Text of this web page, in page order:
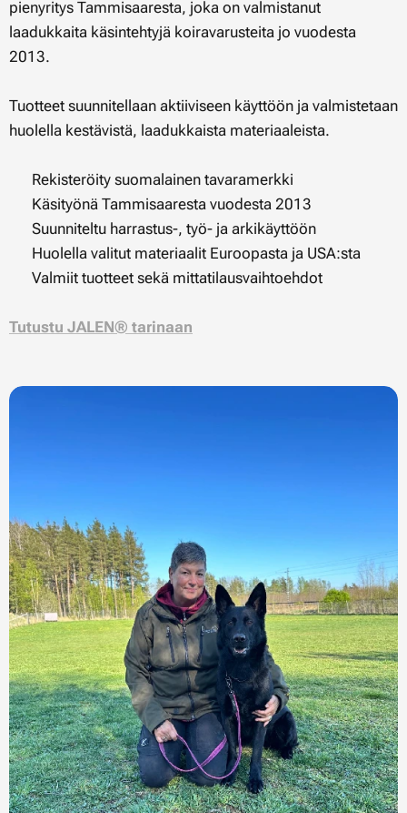
pienyritys Tammisaaresta, joka on valmistanut
laadukkaita käsintehtyjä koiravarusteita jo vuodesta
2013.
Tuotteet suunnitellaan aktiiviseen käyttöön ja valmistetaan
huolella kestävistä, laadukkaista materiaaleista.
✔ Rekisteröity suomalainen tavaramerkki
✔ Käsityönä Tammisaaresta vuodesta 2013
✔ Suunniteltu harrastus-, työ- ja arkikäyttöön
✔ Huolella valitut materiaalit Euroopasta ja USA:sta
✔ Valmiit tuotteet sekä mittatilausvaihtoehdot
Tutustu JALEN® tarinaan